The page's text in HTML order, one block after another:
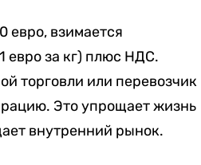
евро, взимается
евро за кг) плюс НДС.
торговли или перевозчик
Это упрощает жизнь
внутренний рынок.